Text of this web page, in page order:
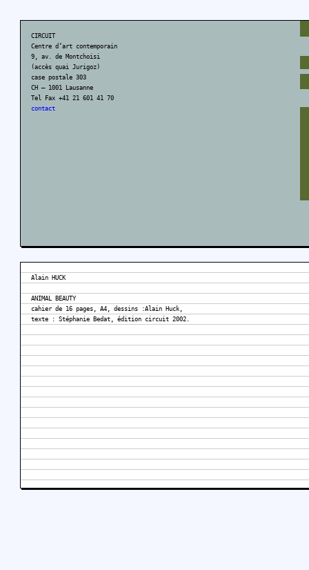
CIRCUIT
Centre d’art contemporain
9, av. de Montchoisi
(accès quai Jurigoz)
case postale 303
CH – 1001 Lausanne
Tel Fax +41 21 601 41 70
contact
Alain HUCK
ANIMAL BEAUTY
cahier de 16 pages, A4, dessins :Alain Huck,
texte : Stéphanie Bedat, édition circuit 2002.